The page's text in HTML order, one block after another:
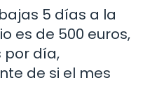
5 días a la
es de 500 euros,
por día,
de si el mes